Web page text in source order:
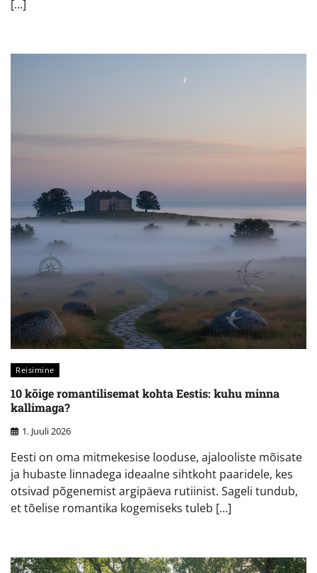
[…]
Reisimine
10 kõige romantilisemat kohta Eestis: kuhu minna
kallimaga?
1. Juuli 2026
Eesti on oma mitmekesise looduse, ajalooliste mõisate
ja hubaste linnadega ideaalne sihtkoht paaridele, kes
otsivad põgenemist argipäeva rutiinist. Sageli tundub,
et tõelise romantika kogemiseks tuleb […]